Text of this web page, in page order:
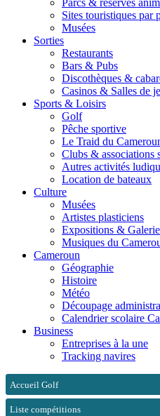
Parcs & réserves
Sites touristiques par
Musées
Sorties
Restaurants
Bars & Pubs
Discothèques &
Casinos & Salles de
Sports & Loisirs
Golf
Pêche sportive
Le Traid du
Clubs & associations
Autres activités
Location de bateaux
Culture
Musées
Artistes plasticiens
Expositions &
Musiques du
Cameroun
Géographie
Histoire
Météo
Découpage
Calendrier scolaire
Business
Entreprises à la une
Tracking navires
Accueil Golf
Liste compétitions